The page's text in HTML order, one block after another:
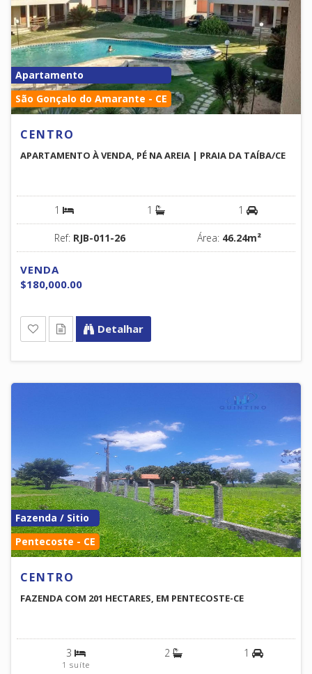
Apartamento
São Gonçalo do Amarante - CE
CENTRO
APARTAMENTO À VENDA, PÉ NA AREIA | PRAIA DA TAÍBA/CE
1 1 1
Ref: RJB-011-26 Área: 46.24m²
VENDA
$180,000.00
Detalhar
Fazenda / Sitio
Pentecoste - CE
CENTRO
FAZENDA COM 201 HECTARES, EM PENTECOSTE-CE
3
1 suíte
2 1